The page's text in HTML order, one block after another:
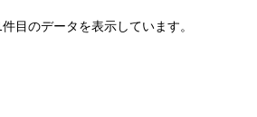
目のデータを表示しています。